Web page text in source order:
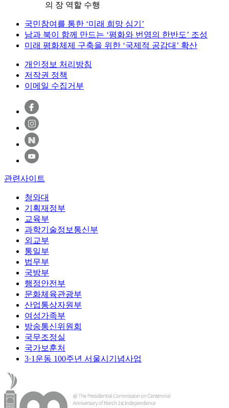
의 장 역할 수행
국민참여를 통한 ‘미래 희망 심기’
남과 북이 함께 만드는 ‘평화와 번영의 한반도’ 조성
미래 평화체제 구축을 위한 ‘국제적 공감대’ 확산
개인정보 처리방침
저작권 정책
이메일 수집거부
관련사이트
청와대
기획재정부
교육부
과학기술정보통신부
외교부
통일부
법무부
국방부
행정안전부
문화체육관광부
산업통상자원부
여성가족부
방송통신위원회
국무조정실
국가보훈처
3·1운동 100주년 서울시기념사업